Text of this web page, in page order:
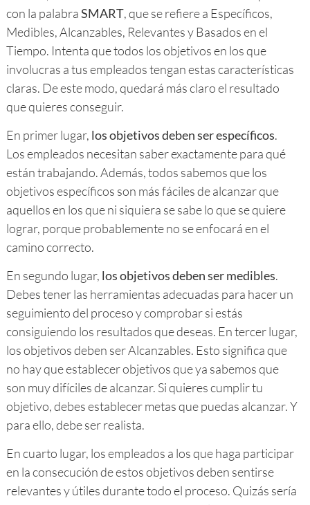
con la palabraSMART, que se refiere a Específicos,
Medibles, Alcanzables, Relevantes y Basados en el
Tiempo. Intenta que todos los objetivos en los que
involucras a tus empleados tengan estas características
claras. De este modo, quedará más claro el resultado
que quieres conseguir.
En primer lugar, los objetivos deben ser específicos.
Los empleados necesitan saber exactamente para qué
están trabajando. Además, todos sabemos que los
objetivos específicos son más fáciles de alcanzar que
aquellos en los que ni siquiera se sabe lo que se quiere
lograr, porque probablemente no se enfocará en el
camino correcto.
En segundo lugar, los objetivos deben ser medibles.
Debes tener las herramientas adecuadas para hacer un
seguimiento del proceso y comprobar si estás
consiguiendo los resultados que deseas. En tercer lugar,
los objetivos deben ser Alcanzables. Esto significa que
no hay que establecer objetivos que ya sabemos que
son muy difíciles de alcanzar. Si quieres cumplir tu
objetivo, debes establecer metas que puedas alcanzar. Y
para ello, debe ser realista.
En cuarto lugar, los empleados a los que haga participar
en la consecución de estos objetivos deben sentirse
relevantes y útiles durante todo el proceso. Quizás sería